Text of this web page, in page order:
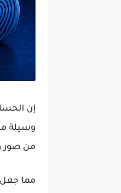
إن
وسيلة
من صور
مما جعل